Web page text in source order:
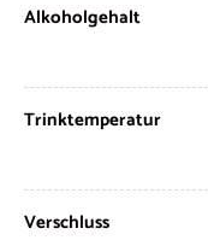
Alkoholgehalt
Trinktemperatur
Verschluss